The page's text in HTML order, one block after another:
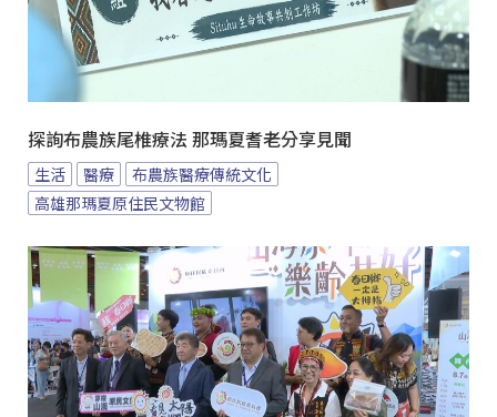
探詢布農族尾椎療法 那瑪夏耆老分享見聞
生活 醫療
布農族醫療傳統文化
高雄那瑪夏原住民文物館